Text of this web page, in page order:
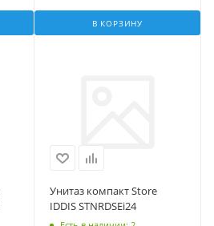
В КОРЗИНУ
Унитаз компакт Store
IDDIS STNRDSEi24